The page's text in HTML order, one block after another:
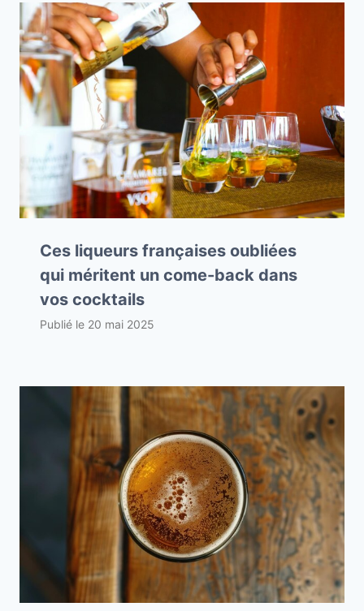
Ces liqueurs françaises oubliées
qui méritent un come-back dans
vos cocktails
Publié le 20 mai 2025